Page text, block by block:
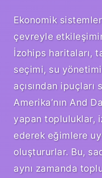
Ekonomik
çevreyle
İzohips haritaları,
seçimi, su
açısından ipuçları
Amerika’nın And
yapan topluluklar,
ederek eğimlere
oluştururlar. Bu,
aynı zamanda